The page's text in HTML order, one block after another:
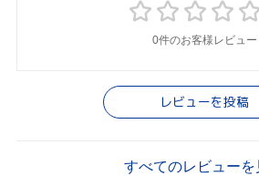
0件のお客様レビュー
レビューを投稿
すべてのレビューを